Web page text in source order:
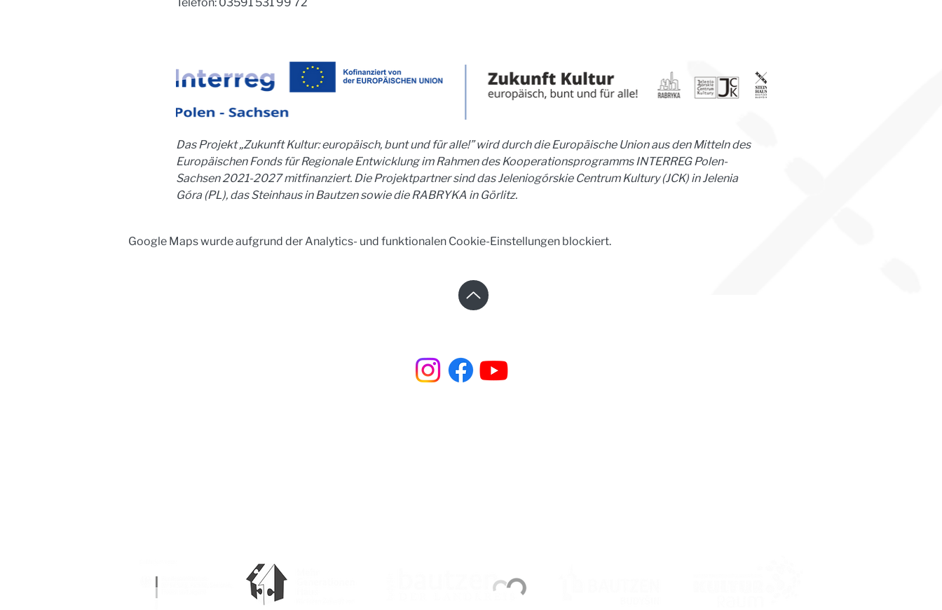
Das Projekt „Zukunft Kultur: europäisch, bunt und für alle!” wird durch die Europäische Union aus den Mitteln des
Europäischen Fonds für Regionale Entwicklung im Rahmen des Kooperationsprogramms INTERREG Polen-
Sachsen 2021-2027 mitfinanziert. Die Projektpartner sind das Jeleniogórskie Centrum Kultury (JCK) in Jelenia
Góra (PL), das Steinhaus in Bautzen sowie die RABRYKA in Görlitz.
Google Maps wurde aufgrund der Analytics- und funktionalen Cookie-Einstellungen blockiert.